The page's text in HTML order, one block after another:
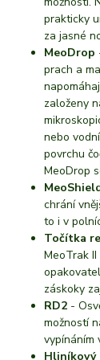
prakticky
za jasné
MeoDrop
prach a
založeny
nebo
povrchu
MeoDrop
chrání
to i v
Točítka
MeoTrak
záskoky
RD2 -
možností
vypínáním
Hliníkový